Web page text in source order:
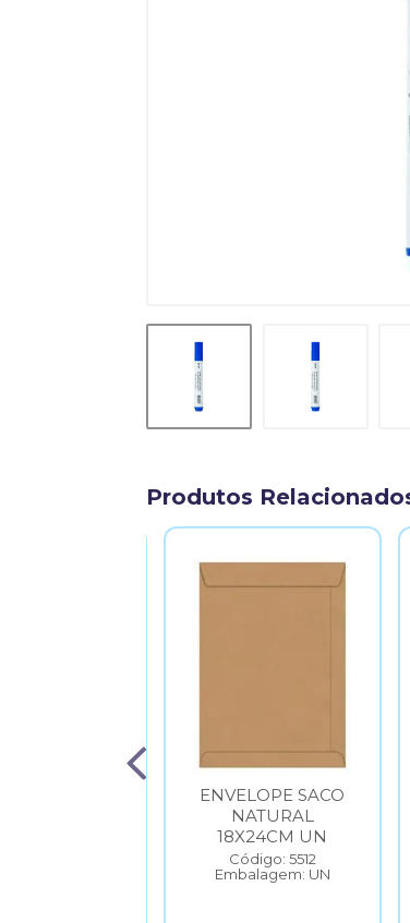
Produtos
ENVELOPE SACO
NATURAL
18X24CM UN
Código: 5512
Embalagem: UN